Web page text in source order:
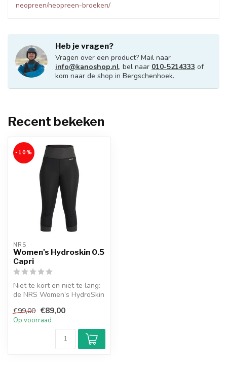
neopreen/neopreen-broeken/
Heb je vragen?
Vragen over een product? Mail naar
info@kanoshop.nl, bel naar 010-5214333 of
kom naar de shop in Bergschenhoek.
Recent bekeken
-10%
NRS
Women's Hydroskin 0.5
Capri
Niet te kort en niet te lang:
de NRS Women’s HydroSkin
€99,00 €89,00
Op voorraad